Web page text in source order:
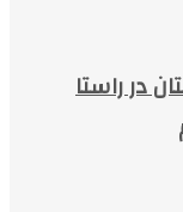
در راستا